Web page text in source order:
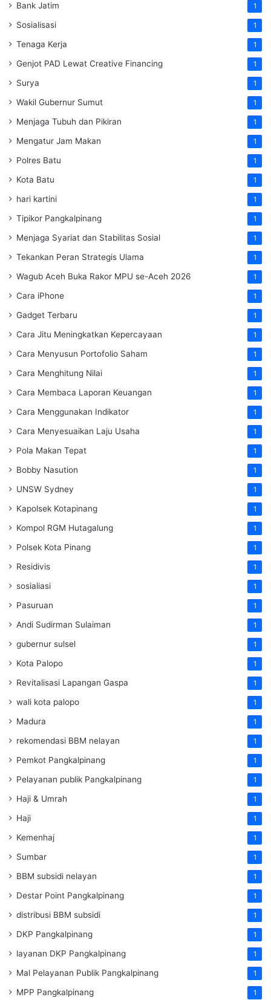
Bank Jatim 1
Sosialisasi 1
Tenaga Kerja 1
Genjot PAD Lewat Creative Financing 1
Surya 1
Wakil Gubernur Sumut 1
Menjaga Tubuh dan Pikiran 1
Mengatur Jam Makan 1
Polres Batu 1
Kota Batu 1
hari kartini 1
Tipikor Pangkalpinang 1
Menjaga Syariat dan Stabilitas Sosial 1
Tekankan Peran Strategis Ulama 1
Wagub Aceh Buka Rakor MPU se-Aceh 2026 1
Cara iPhone 1
Gadget Terbaru 1
Cara Jitu Meningkatkan Kepercayaan 1
Cara Menyusun Portofolio Saham 1
Cara Menghitung Nilai 1
Cara Membaca Laporan Keuangan 1
Cara Menggunakan Indikator 1
Cara Menyesuaikan Laju Usaha 1
Pola Makan Tepat 1
Bobby Nasution 1
UNSW Sydney 1
Kapolsek Kotapinang 1
Kompol RGM Hutagalung 1
Polsek Kota Pinang 1
Residivis 1
sosialiasi 1
Pasuruan 1
Andi Sudirman Sulaiman 1
gubernur sulsel 1
Kota Palopo 1
Revitalisasi Lapangan Gaspa 1
wali kota palopo 1
Madura 1
rekomendasi BBM nelayan 1
Pemkot Pangkalpinang 1
Pelayanan publik Pangkalpinang 1
Haji & Umrah 1
Haji 1
Kemenhaj 1
Sumbar 1
BBM subsidi nelayan 1
Destar Point Pangkalpinang 1
distribusi BBM subsidi 1
DKP Pangkalpinang 1
layanan DKP Pangkalpinang 1
Mal Pelayanan Publik Pangkalpinang 1
MPP Pangkalpinang 1